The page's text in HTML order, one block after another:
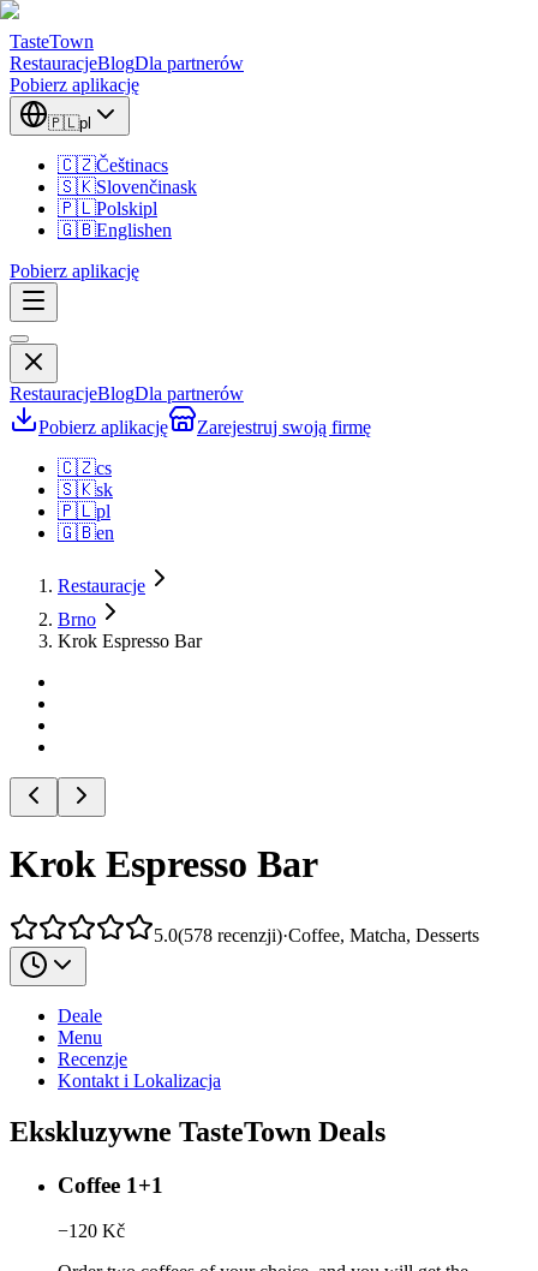
TasteTown
RestauracjeBlogDla partnerów
Pobierz aplikację
🇵🇱pl
🇨🇿Češtinacs
🇸🇰Slovenčinask
🇵🇱Polskipl
🇬🇧Englishen
Pobierz aplikację
RestauracjeBlogDla partnerów
Pobierz aplikację
Zarejestruj swoją firmę
🇨🇿cs
🇸🇰sk
🇵🇱pl
🇬🇧en
Restauracje
Brno
Krok Espresso Bar
Krok Espresso Bar
5.0(578 recenzji)·Coffee, Matcha, Desserts
Deale
Menu
Recenzje
Kontakt i Lokalizacja
Ekskluzywne TasteTown Deals
Coffee 1+1
−120 Kč